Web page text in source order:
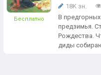
Бесплатно
18K зн.
В
предзимья.
Рождества.
диды